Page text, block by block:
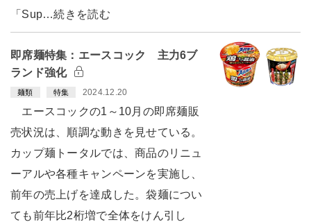
「Sup…続きを読む
即席麺特集：エースコック 主力6ブ
ランド強化
麺類 特集 2024.12.20
エースコックの1～10月の即席麺販
売状況は、順調な動きを見せている。
カップ麺トータルでは、商品のリニュ
ーアルや各種キャンペーンを実施し、
前年の売上げを達成した。袋麺につい
ても前年比2桁増で全体をけん引し